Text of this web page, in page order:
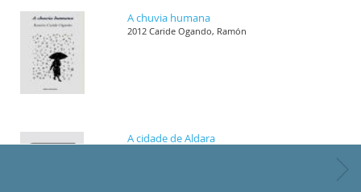
A chuvia humana
2012 Caride Ogando, Ramón
A cidade de Aldara